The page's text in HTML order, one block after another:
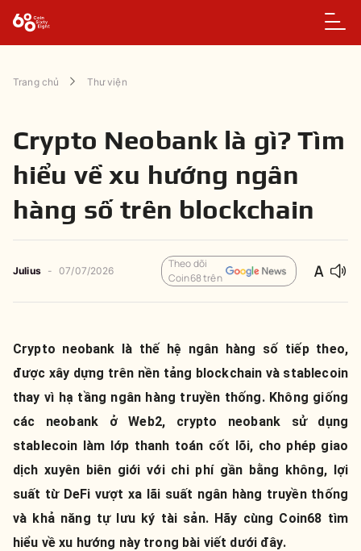
Trang chủ Thư viện
Crypto Neobank là gì? Tìm
hiểu về xu hướng ngân
hàng số trên blockchain
Julius - 07/07/2026
Theo dõi
Coin68 trên
Crypto neobank là thế hệ ngân hàng số tiếp theo,
được xây dựng trên nền tảng blockchain và stablecoin
thay vì hạ tầng ngân hàng truyền thống. Không giống
các neobank ở Web2, crypto neobank sử dụng
stablecoin làm lớp thanh toán cốt lõi, cho phép giao
dịch xuyên biên giới với chi phí gần bằng không, lợi
suất từ DeFi vượt xa lãi suất ngân hàng truyền thống
và khả năng tự lưu ký tài sản. Hãy cùng Coin68 tìm
hiểu về xu hướng này trong bài viết dưới đây.